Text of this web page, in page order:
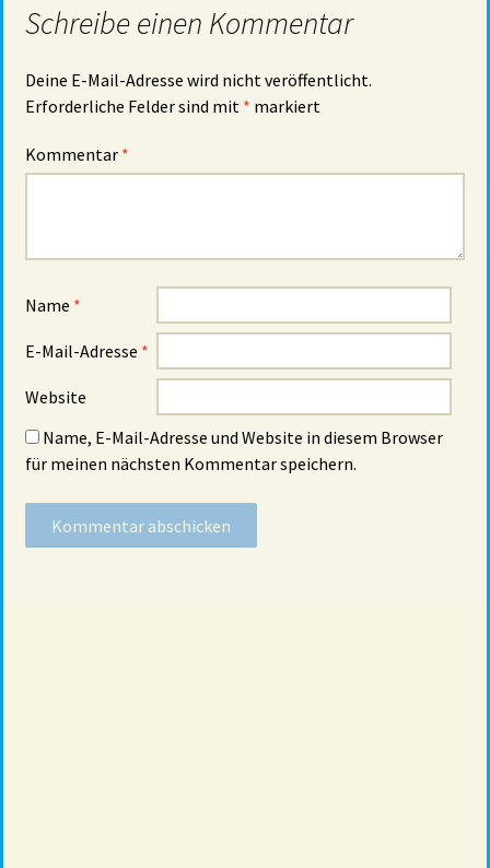
Schreibe einen Kommentar
Deine E-Mail-Adresse wird nicht veröffentlicht.
Erforderliche Felder sind mit * markiert
Kommentar *
Name *
E-Mail-Adresse *
Website
Name, E-Mail-Adresse und Website in diesem Browser
für meinen nächsten Kommentar speichern.